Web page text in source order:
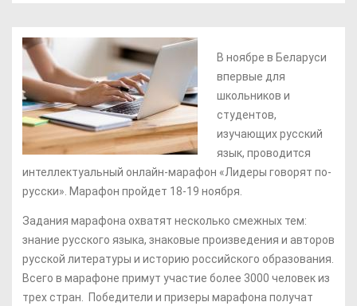
В ноябре в Беларуси
впервые для
школьников и
студентов,
изучающих русский
язык, проводится
интеллектуальный онлайн-марафон «Лидеры говорят по-
русски». Марафон пройдет 18-19 ноября.
Задания марафона охватят несколько смежных тем:
знание русского языка, знаковые произведения и авторов
русской литературы и историю российского образования.
Всего в марафоне примут участие более 3000 человек из
трех стран. Победители и призеры марафона получат